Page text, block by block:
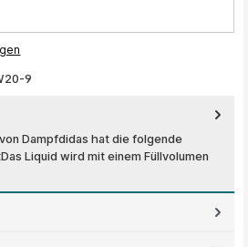
9
Dampfdidas hat die folgende
Liquid wird mit einem Füllvolumen